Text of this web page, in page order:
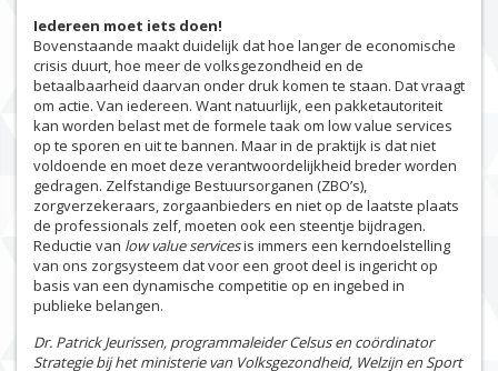
Iedereen moet iets doen!
Bovenstaande maakt duidelijk dat hoe langer de economische
crisis duurt, hoe meer de volksgezondheid en de
betaalbaarheid daarvan onder druk komen te staan. Dat vraagt
om actie. Van iedereen. Want natuurlijk, een pakketautoriteit
kan worden belast met de formele taak om low value services
op te sporen en uit te bannen. Maar in de praktijk is dat niet
voldoende en moet deze verantwoordelijkheid breder worden
gedragen. Zelfstandige Bestuursorganen (ZBO’s),
zorgverzekeraars, zorgaanbieders en niet op de laatste plaats
de professionals zelf, moeten ook een steentje bijdragen.
Reductie van low value servicesis immers een kerndoelstelling
van ons zorgsysteem dat voor een groot deel is ingericht op
basis van een dynamische competitie op en ingebed in
publieke belangen.
Dr. Patrick Jeurissen, programmaleider Celsus en coördinator
Strategie bij het ministerie van Volksgezondheid, Welzijn en Sport